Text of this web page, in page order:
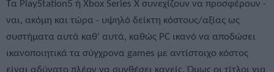
Τα PlayStation5 ή Xbox Series X συνεχίζουν να προσφέρουν -
ναι, ακόμη και τώρα - υψηλό δείκτη κόστους/αξίας ως
συστήματα αυτά καθ' αυτά, καθώς PC ικανό να αποδώσει
ικανοποιητικά τα σύγχρονα games με αντίστοιχο κόστος
είναι αδύνατο πλέον να συνθέσει κανείς. Όμως οι τίτλοι για